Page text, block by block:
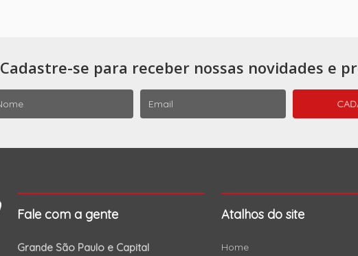
Cadastre-se para receber nossas novidades e
Fale com a gente
Grande São Paulo e Capital
Atalhos do site
Home